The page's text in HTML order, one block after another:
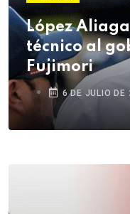
López
técnico al
Fujimori
6 DE JULIO